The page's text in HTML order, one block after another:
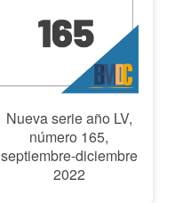
Nueva serie año LV,
número 165,
septiembre-diciembre
2022